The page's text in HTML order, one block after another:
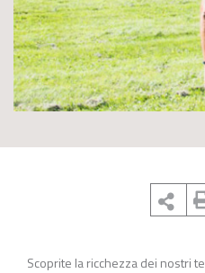
Scoprite la ricchezza dei nostri